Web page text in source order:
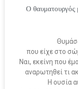
Ο θαυματουργός
που είχε στο
Ναι, εκείνη που
αναρωτηθεί τι
Η ουσία